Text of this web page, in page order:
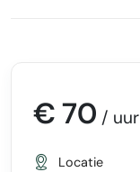
€ 70 / uur
Locatie